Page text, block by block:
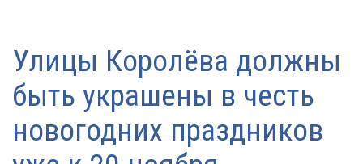
Улицы Королёва должны
быть украшены в честь
новогодних праздников